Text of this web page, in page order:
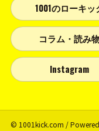
1001のローキッ
コラム・読み
Instagram
© 1001kick.com /